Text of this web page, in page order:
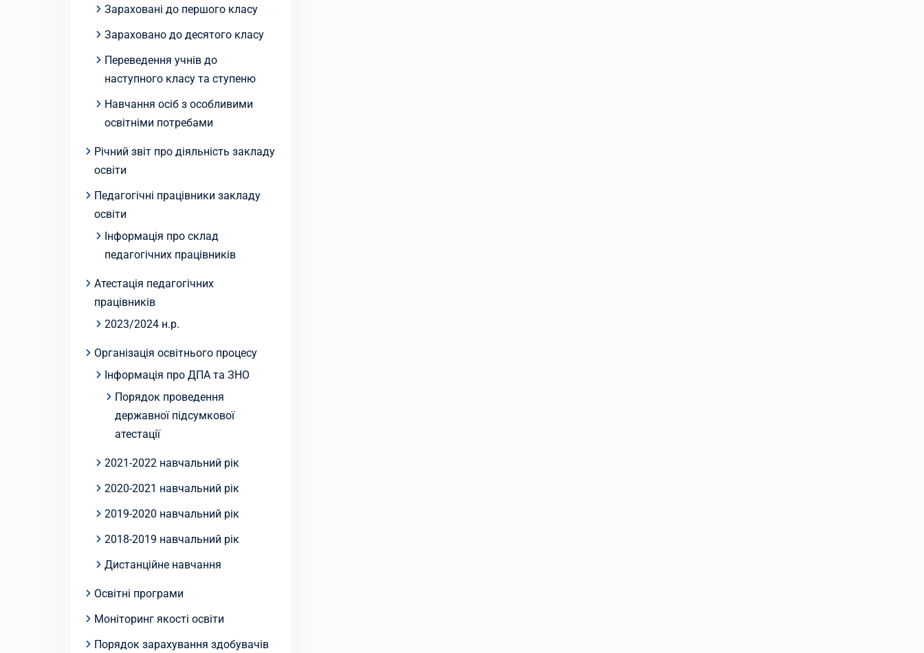
Зараховані до першого класу
Зараховано до десятого класу
Переведення учнів до
наступного класу та ступеню
Навчання осіб з особливими
освітніми потребами
Річний звіт про діяльність закладу
освіти
Педагогічні працівники закладу
освіти
Інформація про склад
педагогічних працівників
Атестація педагогічних
працівників
2023/2024 н.р.
Організація освітнього процесу
Інформація про ДПА та ЗНО
Порядок проведення
державної підсумкової
атестації
2021-2022 навчальний рік
2020-2021 навчальний рік
2019-2020 навчальний рік
2018-2019 навчальний рік
Дистанційне навчання
Освітні програми
Моніторинг якості освіти
Порядок зарахування здобувачів